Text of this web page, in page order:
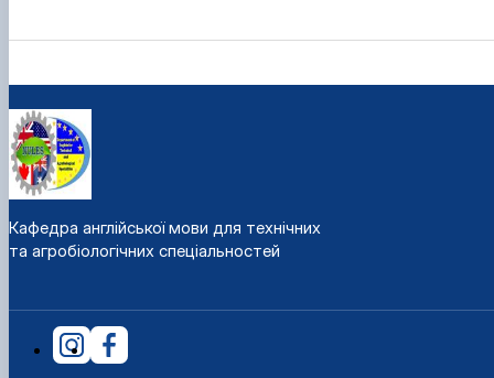
Кафедра англійської мови для технічних
та агробіологічних спеціальностей